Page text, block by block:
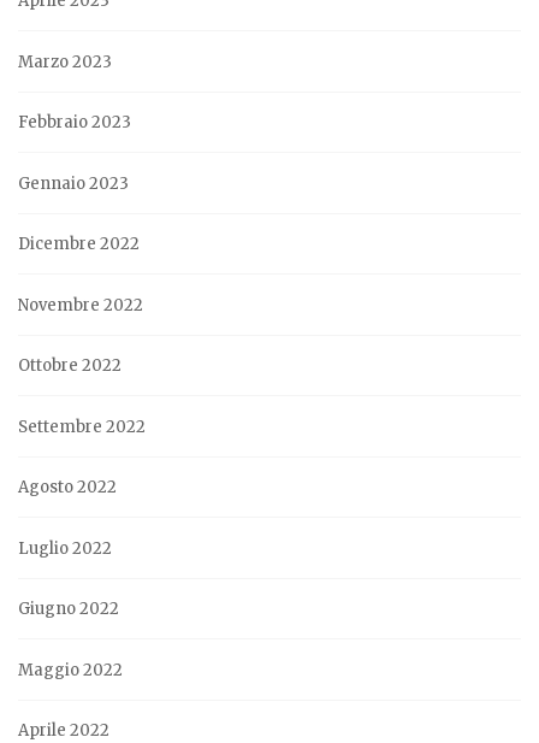
Marzo 2023
Febbraio 2023
Gennaio 2023
Dicembre 2022
Novembre 2022
Ottobre 2022
Settembre 2022
Agosto 2022
Luglio 2022
Giugno 2022
Maggio 2022
Aprile 2022